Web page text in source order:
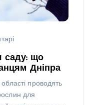
саду: що
Дніпра
проводять
для